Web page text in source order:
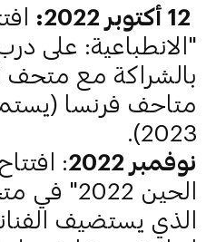
12 أكتوبر 2022:
"الانطباعية: على
بالشراكة مع
2023).
نوفمبر 2022
:
الحين
الذي يستضيف